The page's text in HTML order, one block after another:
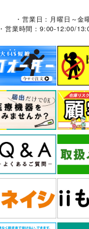
・営業日：月曜日～金
・営業時間：9:00-12:00/